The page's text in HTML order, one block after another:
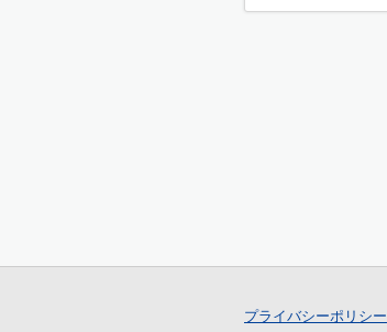
プライバシーポリシー